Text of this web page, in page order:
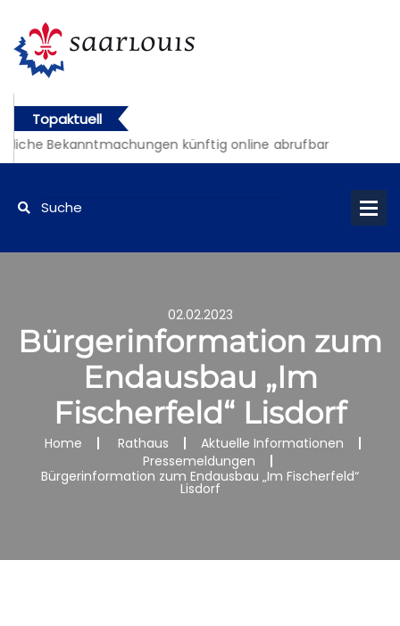
Topaktuell
Bekanntmachungen künftig online abrufbar
02.02.2023
Bürgerinformation zum
Endausbau „Im
Fischerfeld“ Lisdorf
Home Rathaus
Aktuelle Informationen
Pressemeldungen
Bürgerinformation zum Endausbau „Im Fischerfeld“
Lisdorf